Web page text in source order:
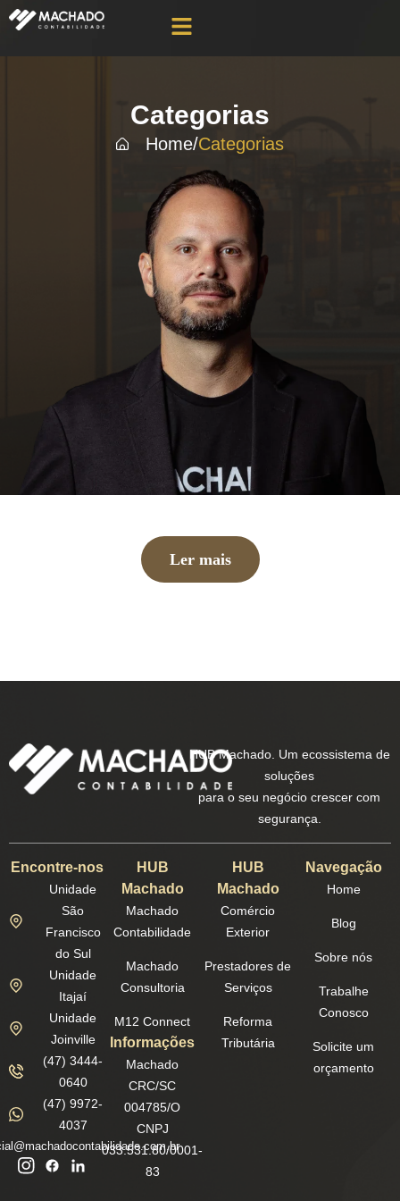
Categorias
Home/Categorias
Ler mais
HUB Machado. Um ecossistema de
soluções
para o seu negócio crescer com
segurança.
Encontre-nos
Unidade
São
Francisco
do Sul
Unidade
Itajaí
Unidade
Joinville
(47) 3444-
0640
(47) 9972-
4037
HUB
Machado
Machado
Contabilidade
Machado
Consultoria
M12 Connect
Informações
Machado
CRC/SC
004785/O
CNPJ
033.531.80/0001-
83
HUB
Machado
Comércio
Exterior
Prestadores de
Serviços
Reforma
Tributária
Navegação
Home
Blog
Sobre nós
Trabalhe
Conosco
Solicite um
orçamento